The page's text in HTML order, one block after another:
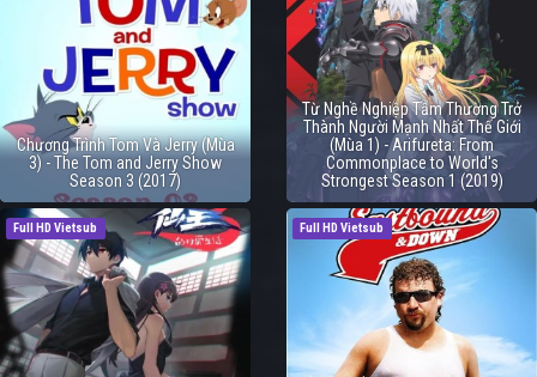
Chương Trình Tom Và Jerry (Mùa
3) - The Tom and Jerry Show
Season 3 (2017)
Từ Nghề Nghiệp Tầm Thường Trở
Thành Người Mạnh Nhất Thế Giới
(Mùa 1) - Arifureta: From
Commonplace to World's
Strongest Season 1 (2019)
Full HD Vietsub Full HD Vietsub